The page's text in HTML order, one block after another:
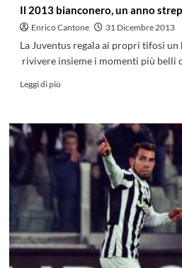
Il 2013 bianconero, un anno
Enrico Cantone 31 Dicembre 2013
La Juventus regala ai propri tifosi
rivivere insieme i momenti più belli
Leggi di più